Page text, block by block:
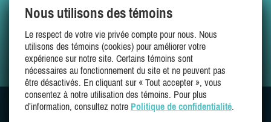
Chalets à vendre
Offres spéciales
Mes favoris
SUIVEZ-NOUS SUR
Nous utilisons des témoins
Le respect de votre vie privée compte pour nous. Nous
utilisons des témoins (cookies) pour améliorer votre
expérience sur notre site. Certains témoins sont
nécessaires au fonctionnement du site et ne peuvent pas
être désactivés. En cliquant sur « Tout accepter », vous
consentez à notre utilisation des témoins. Pour plus
d’information, consultez notre Politique de confidentialité.